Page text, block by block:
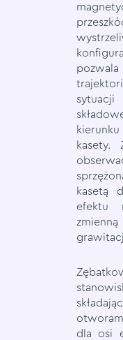
kasety.
kasetą
efektu
dla osi